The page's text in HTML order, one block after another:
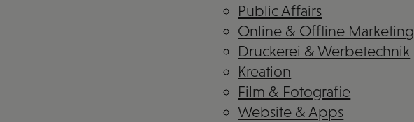
Public Affairs
Online & Offline Marketing
Druckerei & Werbetechnik
Kreation
Film & Fotografie
Website & Apps